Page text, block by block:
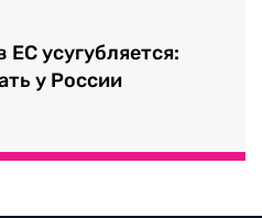
ЕС усугубляется:
у России